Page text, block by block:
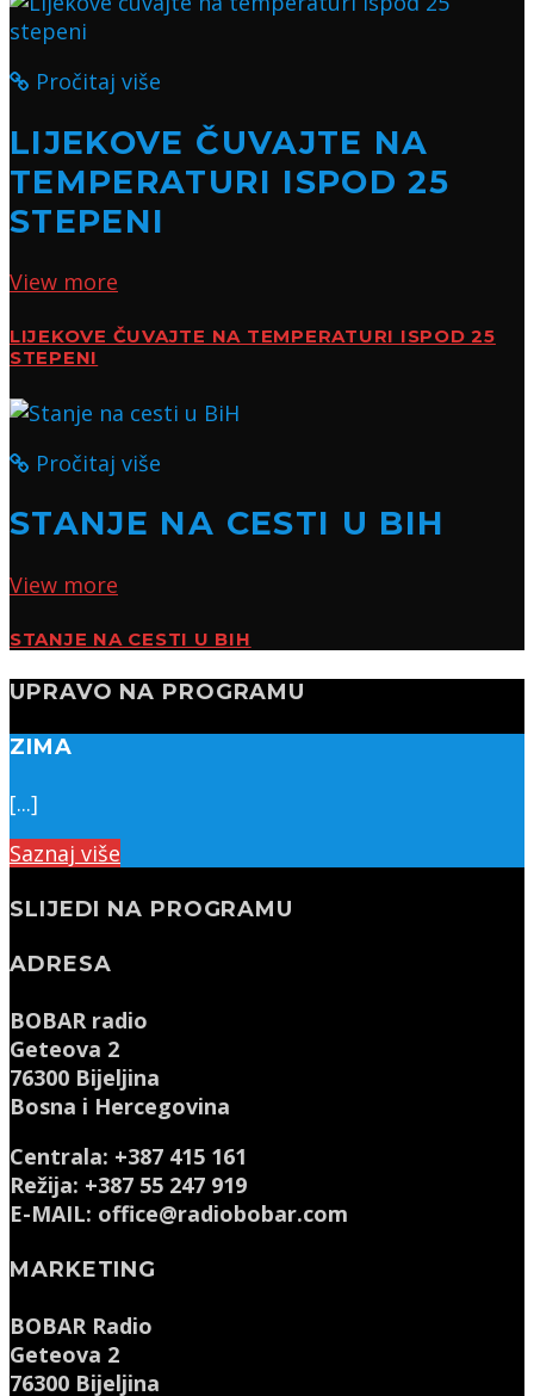
Pročitaj više
LIJEKOVE ČUVAJTE NA
TEMPERATURI ISPOD 25
STEPENI
View more
LIJEKOVE ČUVAJTE NA TEMPERATURI ISPOD 25
STEPENI
Pročitaj više
STANJE NA CESTI U BIH
View more
STANJE NA CESTI U BIH
UPRAVO NA PROGRAMU
ZIMA
[...]
Saznaj više
SLIJEDI NA PROGRAMU
ADRESA
BOBAR radio
Geteova 2
76300 Bijeljina
Bosna i Hercegovina
Centrala: +387 415 161
Režija: +387 55 247 919
E-MAIL: office@radiobobar.com
MARKETING
BOBAR Radio
Geteova 2
76300 Bijeljina